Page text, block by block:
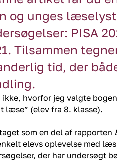
og unges
PISA
Tilsammen
tid, der
hvorfor jeg valgte
læse” (elev fra 8. klasse).
som en del af rapporten
elevs oplevelse med
der har undersøgt